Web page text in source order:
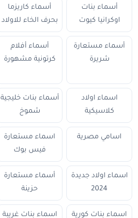
أسماء بنات
اوكرانيا كيوت
أسماء كاريزما
بحرف الخاء للاولاد
أسماء مستعارة
شريرة
أسماء أفلام
كرتونية مشهورة
اسماء اولاد
كلاسيكية
أسماء بنات خليجية
شموخ
اسامي مصرية
اسماء مستعارة
فيس بوك
اسماء اولاد جديدة
2024
أسماء مستعارة
حزينة
اسماء بنات كورية اسماء بنات غريبة